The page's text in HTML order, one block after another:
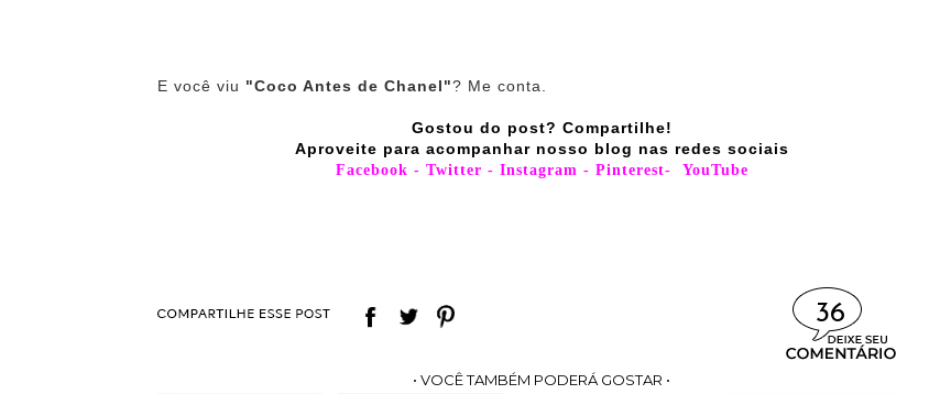
E você viu "Coco Antes de Chanel"? Me conta.
Gostou do post? Compartilhe!
Aproveite para acompanhar nosso blog nas redes sociais
Facebook - Twitter - Instagram - Pinterest- YouTube
36
• VOCÊ TAMBÉM PODERÁ GOSTAR •